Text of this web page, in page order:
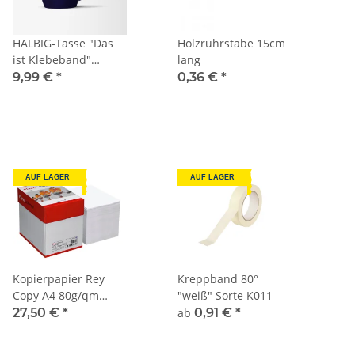
HALBIG-Tasse "Das
ist Klebeband"
dunkelblau
9,99 € *
Holzrührstäbe 15cm
lang
0,36 € *
AUF LAGER
Kopierpapier Rey
Copy A4 80g/qm
2.500 Blatt
27,50 € *
AUF LAGER
Kreppband 80°
"weiß" Sorte K011
ab 0,91 € *